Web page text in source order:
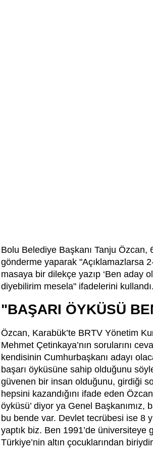
Bolu Belediye Başkanı Tanju Özcan,
gönderme yaparak "Açıklamazlarsa
masaya bir dilekçe yazıp ‘Ben aday
diyebilirim mesela" ifadelerini kullandı.
"BAŞARI ÖYKÜSÜ
Özcan, Karabük’te BRTV Yönetim
Mehmet Çetinkaya’nın sorularını
kendisinin Cumhurbaşkanı adayı
başarı öyküsüne sahip olduğunu
güvenen bir insan olduğunu, girdiği
hepsini kazandığını ifade eden
öyküsü’ diyor ya Genel Başkanımız,
bu bende var. Devlet tecrübesi ise 8
yaptık biz. Ben 1991’de üniversiteye
Türkiye’nin altın çocuklarından